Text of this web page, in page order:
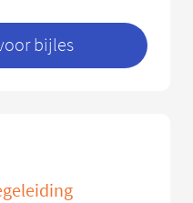
bijles